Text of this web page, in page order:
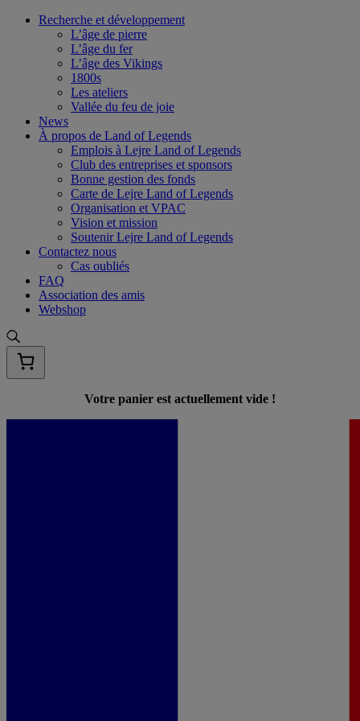
Skip
Recherche et développement
L’âge de pierre
L’âge du fer
L’âge des Vikings
1800s
Les ateliers
Vallée du feu de joie
News
À propos de Land of Legends
Emplois à Lejre Land of Legends
Club des entreprises et sponsors
Bonne gestion des fonds
Carte de Lejre Land of Legends
Organisation et VPAC
Vision et mission
Soutenir Lejre Land of Legends
Contactez nous
Cas oubliés
FAQ
Association des amis
Webshop
Votre panier est actuellement vide !